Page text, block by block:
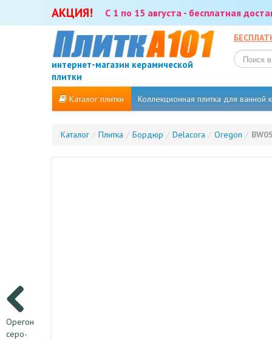
АКЦИЯ! С 1 по 15 августа - бесплатная
интернет-магазин керамической
плитки
Каталог плитки Коллекционная плитка для ванной
Каталог / Плитка / Бордюр / Delacora / Oregon /
Орегон
серо-